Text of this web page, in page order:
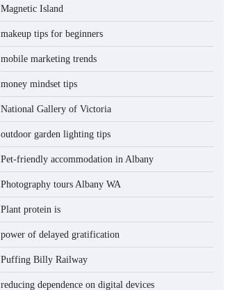
Magnetic Island
makeup tips for beginners
mobile marketing trends
money mindset tips
National Gallery of Victoria
outdoor garden lighting tips
Pet-friendly accommodation in Albany
Photography tours Albany WA
Plant protein is
power of delayed gratification
Puffing Billy Railway
reducing dependence on digital devices